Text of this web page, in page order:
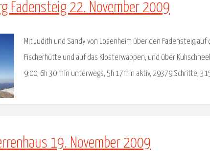
Fadensteig 22. November 2009
Mit Judith und Sandy von Losenheim über den Fadensteig
Fischerhütte und auf das Klosterwappen, und über
9:00, 6h 30 min unterwegs, 5h 17min aktiv, 29379 Schritte,
19. November 2009